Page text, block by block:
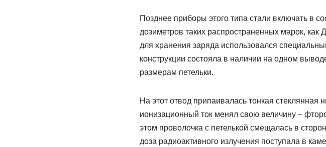
Позднее приборы этого типа стали включать в
дозиметров таких распространенных марок,
для хранения заряда использовался
конструкции состояла в наличии на одном
размерам петельки.
На этот отвод припаивалась тонкая
ионизационный ток менял свою величину –
этом проволочка с петелькой смещалась в
доза радиоактивного излучения поступала в